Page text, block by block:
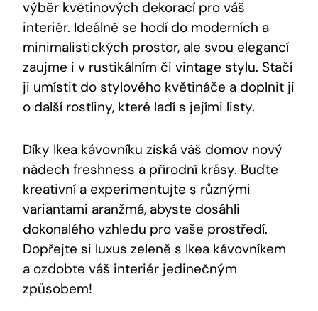
výběr květinových dekorací pro váš
interiér. Ideálně se hodí do moderních a
minimalistických prostor, ale svou elegancí
zaujme i v rustikálním či vintage stylu. Stačí
ji umístit do stylového květináče a doplnit ji
o další rostliny, které ladí s jejími listy.
Díky Ikea kávovníku získá váš domov nový
nádech freshness a přírodní krásy. Buďte
kreativní a experimentujte s různými
variantami aranžmá, abyste dosáhli
dokonalého vzhledu pro vaše prostředí.
Dopřejte si luxus zeleně s Ikea kávovníkem
a ozdobte váš interiér jedinečným
způsobem!